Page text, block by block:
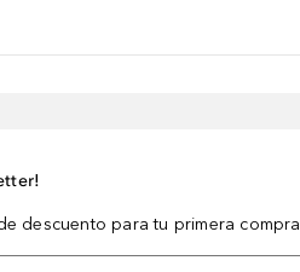
descuento para tu primera compra